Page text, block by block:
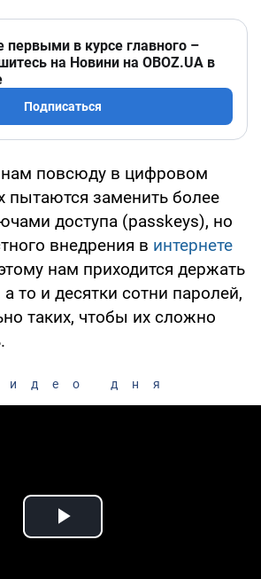
первыми в курсе главного –
на Новини на OBOZ.UA в
Подписаться
повсюду в цифровом
пытаются заменить более
доступа (passkeys), но
внедрения в интернете
нам приходится держать
то и десятки сотни паролей,
таких, чтобы их сложно
дня
Play Video